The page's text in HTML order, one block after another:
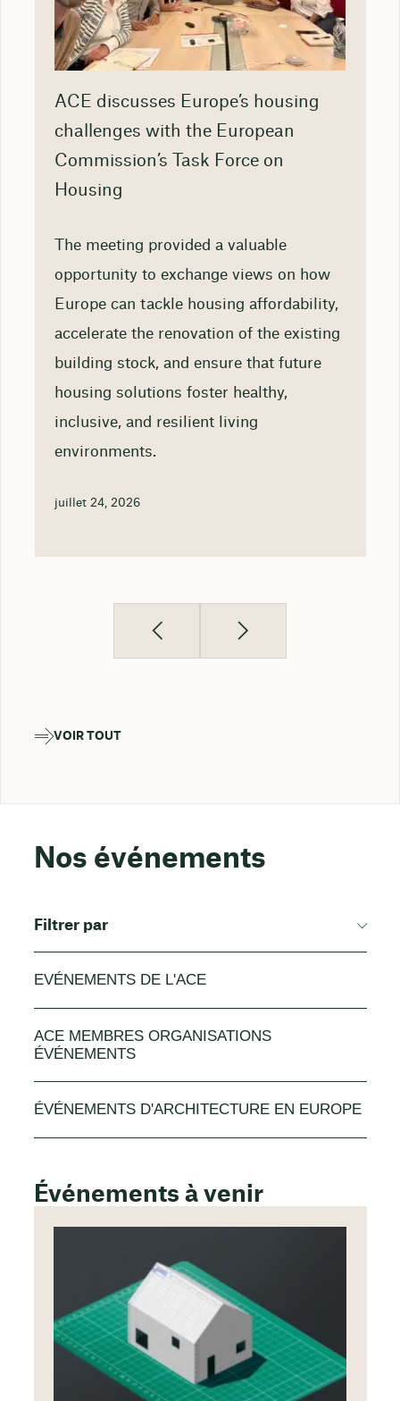
ACE discusses Europe’s housing
challenges with the European
Commission’s Task Force on
Housing
The meeting provided a valuable
opportunity to exchange views on how
Europe can tackle housing affordability,
accelerate the renovation of the existing
building stock, and ensure that future
housing solutions foster healthy,
inclusive, and resilient living
environments.
juillet 24, 2026
VOIR TOUT
Nos événements
Filtrer par
EVÉNEMENTS DE L'ACE
ACE MEMBRES ORGANISATIONS
ÉVÉNEMENTS
ÉVÉNEMENTS D'ARCHITECTURE EN EUROPE
Événements à venir